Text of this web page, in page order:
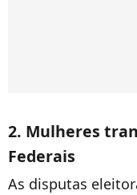
2. Mulheres
Federais
As disputas